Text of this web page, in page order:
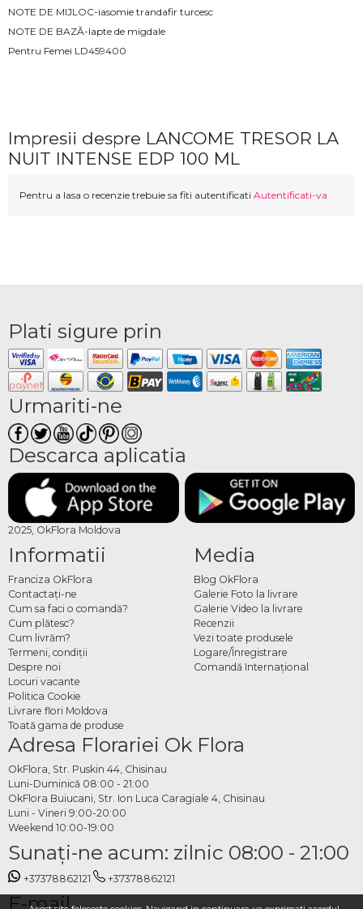
NOTE DE MIJLOC-iasomie trandafir turcesc
NOTE DE BAZĂ-lapte de migdale
Pentru Femei LD459400
Impresii despre LANCOME TRESOR LA
NUIT INTENSE EDP 100 ML
Pentru a lasa o recenzie trebuie sa fiti autentificati Autentificati-va
Plati sigure prin
Urmariti-ne
Descarca aplicatia
2025, OkFlora Moldova
Informatii
Franciza OkFlora
Contactaţi-ne
Cum sa faci o comandă?
Cum plătesc?
Cum livrăm?
Termeni, condiţii
Despre noi
Locuri vacante
Politica Cookie
Livrare flori Moldova
Toată gama de produse
Media
Blog OkFlora
Galerie Foto la livrare
Galerie Video la livrare
Recenzii
Vezi toate produsele
Logare/Înregistrare
Comandă Internațional
Adresa Florariei Ok Flora
OkFlora, Str. Puskin 44, Chisinau
Luni-Duminică 08:00 - 21:00
OkFlora Buiucani, Str. Ion Luca Caragiale 4, Chisinau
Luni - Vineri 9:00-20:00
Weekend 10:00-19:00
Sunaţi-ne acum: zilnic 08:00 - 21:00
+37378862121 +37378862121
E-mail